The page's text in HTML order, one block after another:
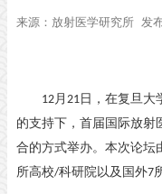
来源： 放射医学研究所 发
12月 21 日，在复旦大
的支持下，首届国际放射
合的方式举办。本次论坛
所高校/科研院以及国外7